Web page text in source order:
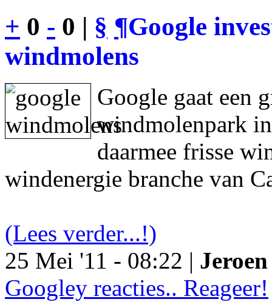
+ 0 - 0 | § ¶Google
windmolens
Google gaat een
windmolenpark
daarmee frisse
windenergie branche van
(Lees verder...!)
25 Mei '11 - 08:22 |
Googley reacties.. Reageer!